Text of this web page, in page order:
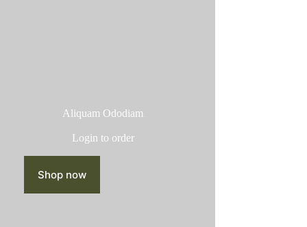
Aliquam Ododiam
Login to order
Shop now